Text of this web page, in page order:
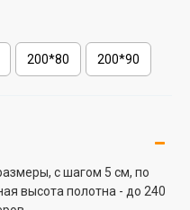
200*80 200*90
с шагом 5 см, по
высота полотна - до 240